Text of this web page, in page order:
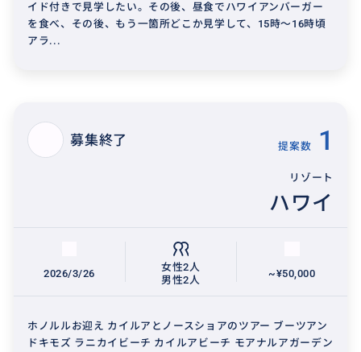
イド付きで見学したい。その後、昼食でハワイアンバーガー
を食べ、その後、もう一箇所どこか見学して、15時〜16時頃
アラ...
募集終了 提案数 1
リゾート
ハワイ
2026/3/26
女性2人
男性2人
~¥50,000
ホノルルお迎え カイルアとノースショアのツアー ブーツアン
ドキモズ ラニカイビーチ カイルアビーチ モアナルアガーデン